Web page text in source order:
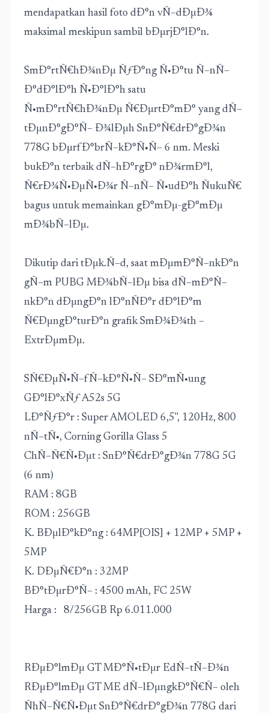
mendapatkan hasil foto dÐ°n vÑ–dÐµÐ¾
maksimal meskipun sambil bÐµrjÐ°lÐ°n.
SmÐ°rtÑ€hÐ¾nÐµ ÑƒÐ°ng Ñ•Ð°tu Ñ–nÑ–
Ð°dÐ°lÐ°h Ñ•Ð°lÐ°h satu
Ñ•mÐ°rtÑ€hÐ¾nÐµ Ñ€ÐµrtÐ°mÐ° yang dÑ–
tÐµnÐ°gÐ°Ñ– Ð¾lÐµh SnÐ°Ñ€drÐ°gÐ¾n
778G bÐµrfÐ°brÑ–kÐ°Ñ•Ñ– 6 nm. Meski
bukÐ°n terbaik dÑ–hÐ°rgÐ° nÐ¾rmÐ°l,
Ñ€rÐ¾Ñ•ÐµÑ•Ð¾r Ñ–nÑ– Ñ•udÐ°h ÑukuÑ€
bagus untuk memainkan gÐ°mÐµ-gÐ°mÐµ
mÐ¾bÑ–lÐµ.
Dikutip dari tÐµk.Ñ–d, saat mÐµmÐ°Ñ–nkÐ°n
gÑ–m PUBG MÐ¾bÑ–lÐµ bisa dÑ–mÐ°Ñ–
nkÐ°n dÐµngÐ°n lÐ°nÑÐ°r dÐ°lÐ°m
Ñ€ÐµngÐ°turÐ°n grafik SmÐ¾Ð¾th –
ExtrÐµmÐµ.
SÑ€ÐµÑ•Ñ–fÑ–kÐ°Ñ•Ñ– SÐ°mÑ•ung
GÐ°lÐ°xÑƒ A52s 5G
LÐ°ÑƒÐ°r : Super AMOLED 6,5", 120Hz, 800
nÑ–tÑ•, Corning Gorilla Glass 5
ChÑ–Ñ€Ñ•Ðµt : SnÐ°Ñ€drÐ°gÐ¾n 778G 5G
(6 nm)
RAM : 8GB
ROM : 256GB
K. BÐµlÐ°kÐ°ng : 64MP[OIS] + 12MP + 5MP +
5MP
K. DÐµÑ€Ð°n : 32MP
BÐ°tÐµrÐ°Ñ– : 4500 mAh, FC 25W
Harga : 8/256GB Rp 6.011.000
RÐµÐ°lmÐµ GT MÐ°Ñ•tÐµr EdÑ–tÑ–Ð¾n
RÐµÐ°lmÐµ GT ME dÑ–lÐµngkÐ°Ñ€Ñ– oleh
ÑhÑ–Ñ€Ñ•Ðµt SnÐ°Ñ€drÐ°gÐ¾n 778G dari